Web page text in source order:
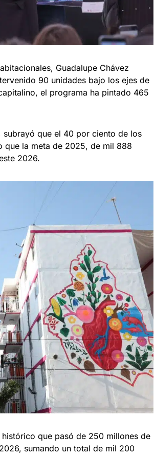
Guadalupe Chávez
90 unidades bajo los ejes de
el programa ha pintado 465
subrayó que el 40 por ciento de los
que la meta de 2025, de mil 888
2026.
que pasó de 250 millones de
sumando un total de mil 200